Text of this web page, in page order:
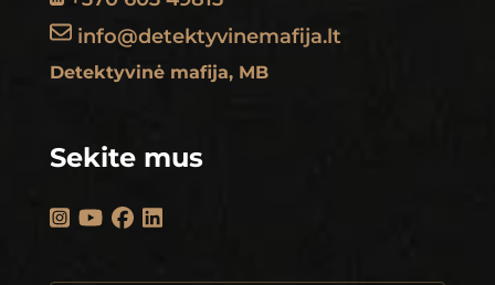
info@detektyvinemafija.lt
Detektyvinė mafija, MB
Sekite mus